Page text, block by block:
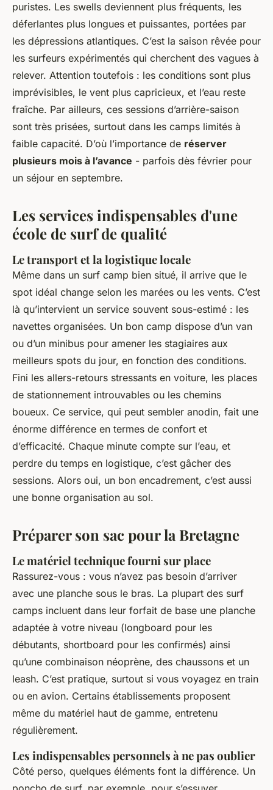
puristes. Les swells deviennent plus fréquents, les
déferlantes plus longues et puissantes, portées par
les dépressions atlantiques. C’est la saison rêvée pour
les surfeurs expérimentés qui cherchent des vagues à
relever. Attention toutefois : les conditions sont plus
imprévisibles, le vent plus capricieux, et l’eau reste
fraîche. Par ailleurs, ces sessions d’arrière-saison
sont très prisées, surtout dans les camps limités à
faible capacité. D’où l’importance de réserver
plusieurs mois à l’avance - parfois dès février pour
un séjour en septembre.
Les services indispensables d'une
école de surf de qualité
Le transport et la logistique locale
Même dans un surf camp bien situé, il arrive que le
spot idéal change selon les marées ou les vents. C’est
là qu’intervient un service souvent sous-estimé : les
navettes organisées. Un bon camp dispose d’un van
ou d’un minibus pour amener les stagiaires aux
meilleurs spots du jour, en fonction des conditions.
Fini les allers-retours stressants en voiture, les places
de stationnement introuvables ou les chemins
boueux. Ce service, qui peut sembler anodin, fait une
énorme différence en termes de confort et
d’efficacité. Chaque minute compte sur l’eau, et
perdre du temps en logistique, c’est gâcher des
sessions. Alors oui, un bon encadrement, c’est aussi
une bonne organisation au sol.
Préparer son sac pour la Bretagne
Le matériel technique fourni sur place
Rassurez-vous : vous n’avez pas besoin d’arriver
avec une planche sous le bras. La plupart des surf
camps incluent dans leur forfait de base une planche
adaptée à votre niveau (longboard pour les
débutants, shortboard pour les confirmés) ainsi
qu’une combinaison néoprène, des chaussons et un
leash. C’est pratique, surtout si vous voyagez en train
ou en avion. Certains établissements proposent
même du matériel haut de gamme, entretenu
régulièrement.
Les indispensables personnels à ne pas oublier
Côté perso, quelques éléments font la différence. Un